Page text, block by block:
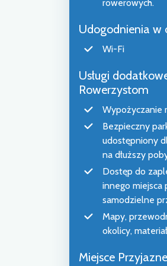
rowerowych.
Udogodnienia w
Wi-Fi
Usługi
Rowerzystom
Wypożyczanie
Bezpieczny
udostępniony
na dłuższy
Dostęp do
innego miejsca
samodzielne
Mapy,
okolicy,
Miejsce